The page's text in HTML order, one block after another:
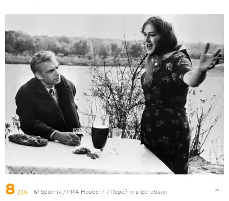
8 /14 © Sputnik / РИА Новости / Перейти в фотобанк